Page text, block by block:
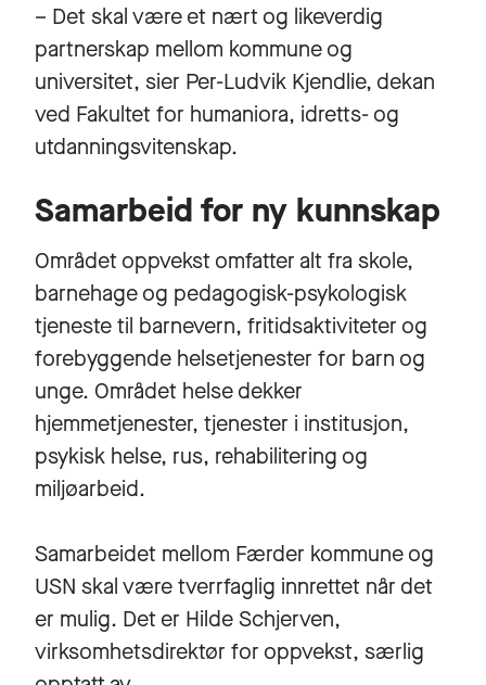
– Det skal være et nært og likeverdig
partnerskap mellom kommune og
universitet, sier Per-Ludvik Kjendlie, dekan
ved Fakultet for humaniora, idretts- og
utdanningsvitenskap.
Samarbeid for ny kunnskap
Området oppvekst omfatter alt fra skole,
barnehage og pedagogisk-psykologisk
tjeneste til barnevern, fritidsaktiviteter og
forebyggende helsetjenester for barn og
unge. Området helse dekker
hjemmetjenester, tjenester i institusjon,
psykisk helse, rus, rehabilitering og
miljøarbeid.
Samarbeidet mellom Færder kommune og
USN skal være tverrfaglig innrettet når det
er mulig. Det er Hilde Schjerven,
virksomhetsdirektør for oppvekst, særlig